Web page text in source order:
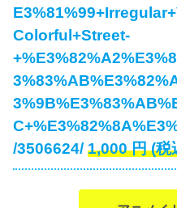
Colorful+Street-
/3506624/ 1,000 円 (税